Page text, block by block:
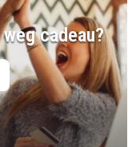
cadeau?